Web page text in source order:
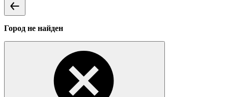
Город не найден